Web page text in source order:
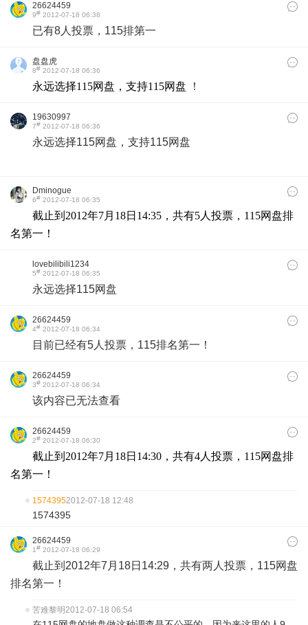
26624459
9# 2012-07-18 06:38
已有8人投票，115排第一
盘盘虎
8# 2012-07-18 06:36
永远选择115网盘，支持115网盘 ！
19630997
7# 2012-07-18 06:36
永远选择115网盘，支持115网盘
Dminogue
6# 2012-07-18 06:35
截止到2012年7月18日14:35，共有5人投票，115网盘排
名第一！
lovebilibili1234
5# 2012-07-18 06:35
永远选择115网盘
26624459
4# 2012-07-18 06:34
目前已经有5人投票，115排名第一！
26624459
3# 2012-07-18 06:34
该内容已无法查看
26624459
2# 2012-07-18 06:30
截止到2012年7月18日14:30，共有4人投票，115网盘排
名第一！
15743952012-07-18 12:48
1574395
26624459
1# 2012-07-18 06:29
截止到2012年7月18日14:29，共有两人投票，115网盘
排名第一！
苦难黎明2012-07-18 06:54